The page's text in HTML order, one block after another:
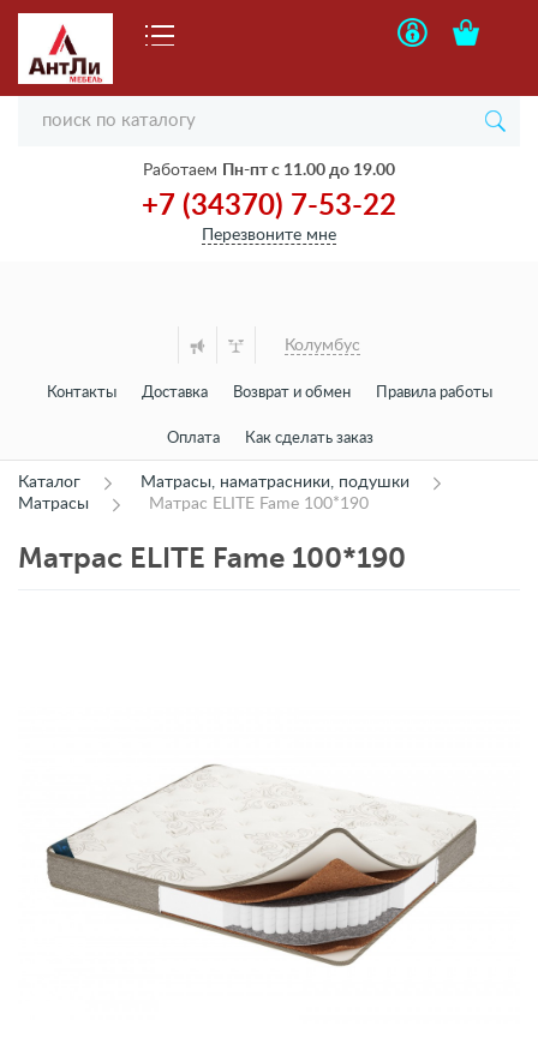
Работаем Пн-пт с 11.00 до 19.00
+7 (34370) 7-53-22
Перезвоните мне
Колумбус
Контакты Доставка Возврат и обмен Правила работы
Оплата Как сделать заказ
Каталог
Матрасы, наматрасники, подушки
Матрасы
Матрас ELITE Fame 100*190
Матрас ELITE Fame 100*190